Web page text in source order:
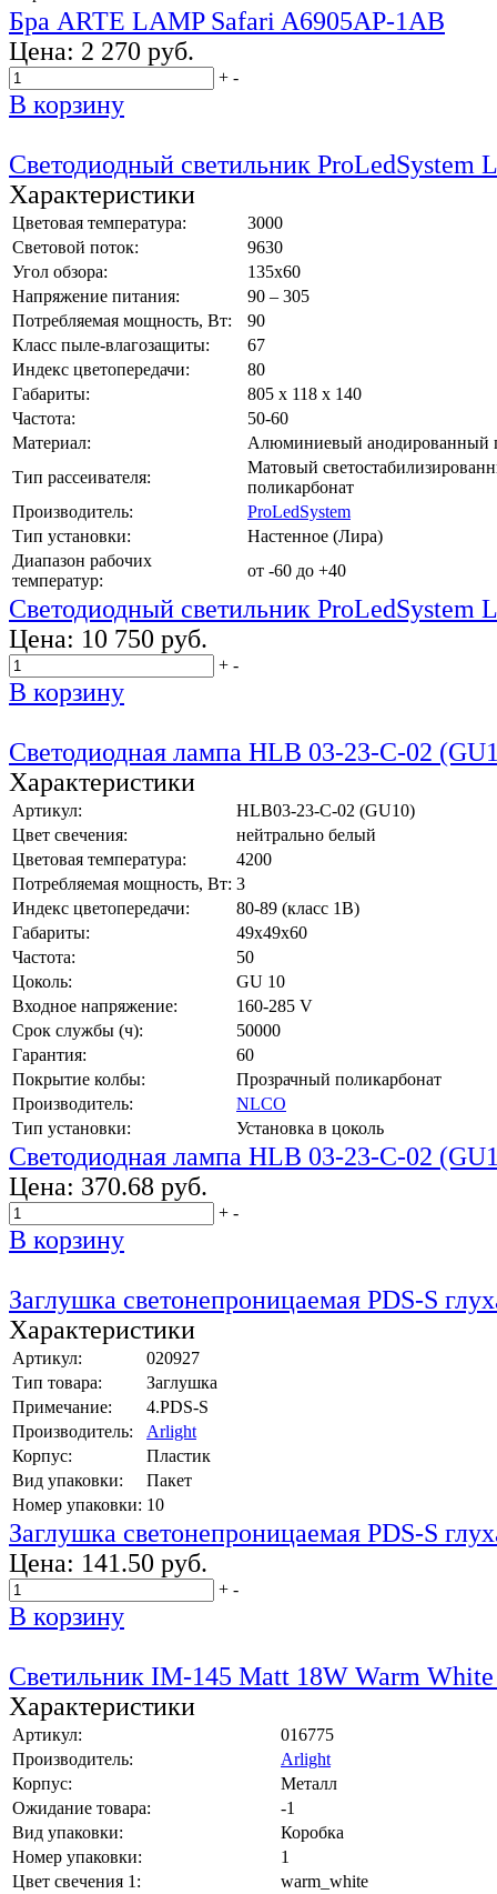
Бра ARTE LAMP Safari A6905AP-1AB
Цена: 2 270 руб.
+ -
В корзину
Светодиодный светильник ProLedSystem
Характеристики
Цветовая температура:
3000
Световой поток:
9630
Угол обзора:
135х60
Напряжение питания:
90 – 305
Потребляемая мощность, Вт:
90
Класс пыле-влагозащиты:
67
Индекс цветопередачи:
80
Габариты:
805 х 118 х 140
Частота:
50-60
Материал:
Алюминиевый анодированный
Тип рассеивателя:
Матовый
поликарбонат
Производитель:
ProLedSystem
Тип установки:
Настенное (Лира)
Диапазон рабочих
температур:
от -60 до +40
Светодиодный светильник ProLedSystem
Цена: 10 750 руб.
+ -
В корзину
Светодиодная лампа HLB 03-23-C-02
Характеристики
Артикул:
HLB03-23-C-02 (GU10)
Цвет свечения:
нейтрально белый
Цветовая температура:
4200
Потребляемая мощность, Вт: 3
Индекс цветопередачи:
80-89 (класс 1B)
Габариты:
49x49x60
Частота:
50
Цоколь:
GU 10
Входное напряжение:
160-285 V
Срок службы (ч):
50000
Гарантия:
60
Покрытие колбы:
Прозрачный поликарбонат
Производитель:
NLCO
Тип установки:
Установка в цоколь
Светодиодная лампа HLB 03-23-C-02
Цена: 370.68 руб.
+ -
В корзину
Заглушка светонепроницаемая PDS-S
Характеристики
Артикул:
020927
Тип товара:
Заглушка
Примечание:
4.PDS-S
Производитель:
Arlight
Корпус:
Пластик
Вид упаковки:
Пакет
Номер упаковки: 10
Заглушка светонепроницаемая PDS-S
Цена: 141.50 руб.
+ -
В корзину
Светильник IM-145 Matt 18W Warm
Характеристики
Артикул:
016775
Производитель:
Arlight
Корпус:
Металл
Ожидание товара:
-1
Вид упаковки:
Коробка
Номер упаковки:
1
Цвет свечения 1:
warm_white